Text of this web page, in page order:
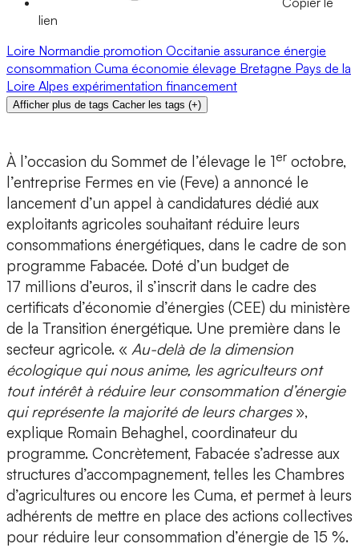
lien
Loire Normandie promotion Occitanie assurance énergie
consommation Cuma économie élevage Bretagne Pays de la
Loire Alpes expérimentation financement
Afficher plus de tags Cacher les tags (+)
À l’occasion du Sommet de l’élevage le 1er octobre,
l’entreprise Fermes en vie (Feve) a annoncé le
lancement d’un appel à candidatures dédié aux
exploitants agricoles souhaitant réduire leurs
consommations énergétiques, dans le cadre de son
programme Fabacée. Doté d’un budget de
17 millions d’euros, il s’inscrit dans le cadre des
certificats d’économie d’énergies (CEE) du ministère
de la Transition énergétique. Une première dans le
secteur agricole. « Au-delà de la dimension
écologique qui nous anime, les agriculteurs ont
tout intérêt à réduire leur consommation d’énergie
qui représente la majorité de leurs charges »,
explique Romain Behaghel, coordinateur du
programme. Concrètement, Fabacée s’adresse aux
structures d’accompagnement, telles les Chambres
d’agricultures ou encore les Cuma, et permet à leurs
adhérents de mettre en place des actions collectives
pour réduire leur consommation d’énergie de 15 %.